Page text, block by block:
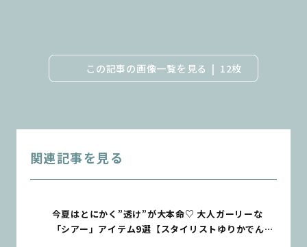
この記事の画像一覧を見る 12枚
関連記事を見る
今夏はとにかく”透け”が大本命♡ 大人ガーリーな
「シアー」アイテム9選【スタイリストゆりかでんの